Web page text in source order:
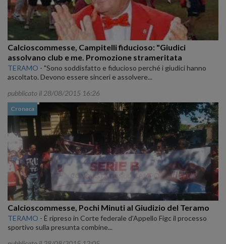
Calcioscommesse, Campitelli fiducioso: "Giudici
assolvano club e me. Promozione strameritata
TERAMO - "Sono soddisfatto e fiducioso perché i giudici hanno
ascoltato. Devono essere sinceri e assolvere...
pubblicato il 28/08/2015 16:26
Cronaca
Calcioscommesse, Pochi Minuti al Giudizio del Teramo
TERAMO - È ripreso in Corte federale d'Appello Figc il processo
sportivo sulla presunta combine...